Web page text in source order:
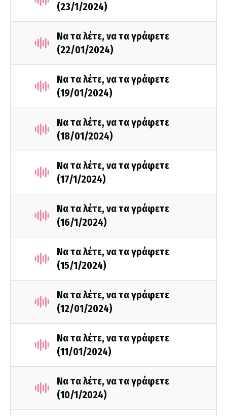
(23/1/2024)
Να τα λέτε, να τα γράφετε
(22/01/2024)
Να τα λέτε, να τα γράφετε
(19/01/2024)
Να τα λέτε, να τα γράφετε
(18/01/2024)
Να τα λέτε, να τα γράφετε
(17/1/2024)
Να τα λέτε, να τα γράφετε
(16/1/2024)
Να τα λέτε, να τα γράφετε
(15/1/2024)
Να τα λέτε, να τα γράφετε
(12/01/2024)
Να τα λέτε, να τα γράφετε
(11/01/2024)
Να τα λέτε, να τα γράφετε
(10/1/2024)